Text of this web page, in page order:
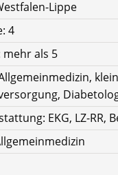
Lippe
4
mehr als 5
EKG, LZ-RR,